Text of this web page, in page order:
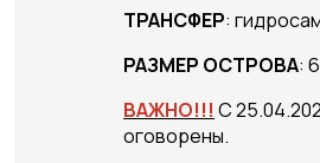
ТРАНСФЕР:
РАЗМЕР ОСТРОВА:
ВАЖНО!!! С
оговорены.